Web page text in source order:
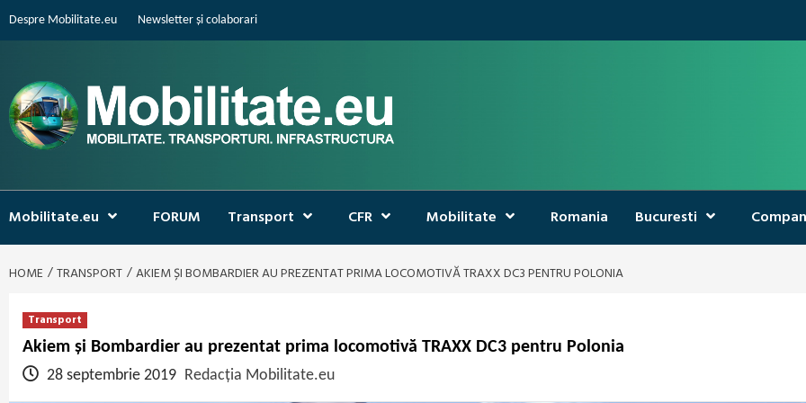
Despre Mobilitate.eu Newsletter și colaborari
Mobilitate.eu FORUM Transport CFR Mobilitate Romania Bucuresti
HOME TRANSPORT AKIEM ȘI BOMBARDIER AU PREZENTAT PRIMA LOCOMOTIVĂ TRAXX DC3 PENTRU POLONIA
Transport
Akiem și Bombardier au prezentat prima locomotivă TRAXX DC3 pentru Polonia
28 septembrie 2019 Redacția Mobilitate.eu